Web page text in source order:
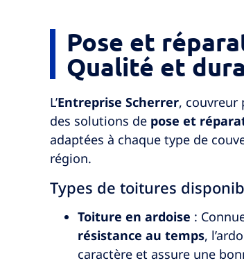
Pose et
Qualité et
L’Entreprise Scherrer, couvreur
des solutions de pose et
adaptées à chaque type de
région.
Types de toitures
Toiture en ardoise :
résistance au temps,
caractère et assure une